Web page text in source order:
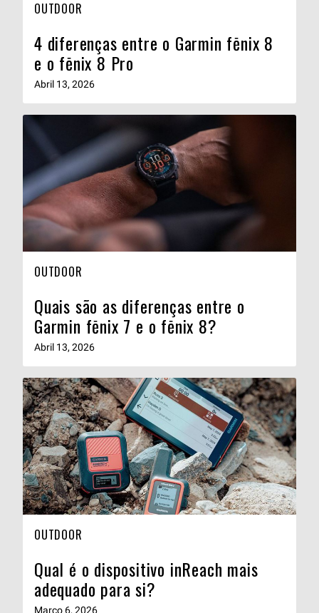
OUTDOOR
4 diferenças entre o Garmin fēnix 8
e o fēnix 8 Pro
Abril 13, 2026
OUTDOOR
Quais são as diferenças entre o
Garmin fēnix 7 e o fēnix 8?
Abril 13, 2026
OUTDOOR
Qual é o dispositivo inReach mais
adequado para si?